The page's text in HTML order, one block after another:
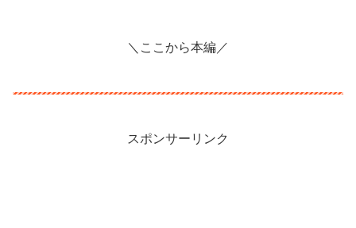
＼ここから本編／
スポンサーリンク